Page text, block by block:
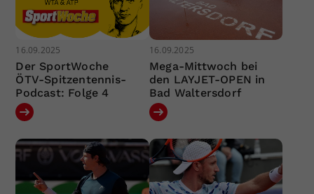
16.09.2025
Der SportWoche
ÖTV-Spitzentennis-
Podcast: Folge 4
16.09.2025
Mega-Mittwoch bei
den LAYJET-OPEN in
Bad Waltersdorf